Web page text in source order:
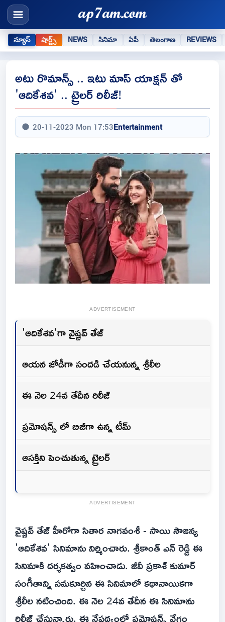
న్యూస్ షార్ట్స్ NEWS సినిమా ఏపీ తెలంగాణ REVIEWS
అటు రొమాన్స్ .. ఇటు మాస్ యాక్షన్ తో
'ఆదికేశవ' .. ట్రైలర్ రిలీజ్!
20-11-2023 Mon 17:53Entertainment
ADVERTISEMENT
'ఆదికేశవ'గా వైష్ణవ్ తేజ్
ఆయన జోడీగా సందడి చేయనున్న శ్రీలీల
ఈ నెల 24వ తేదీన రిలీజ్
ప్రమోషన్స్ లో బిజీగా ఉన్న టీమ్
ఆసక్తిని పెంచుతున్న ట్రైలర్
ADVERTISEMENT
వైష్ణవ్ తేజ్ హీరోగా సితార నాగవంశీ - సాయి సౌజన్య
'ఆదికేశవ' సినిమాను నిర్మించారు. శ్రీకాంత్ ఎన్ రెడ్డి ఈ
సినిమాకి దర్శకత్వం వహించాడు. జీవీ ప్రకాశ్ కుమార్
సంగీతాన్ని సమకూర్చిన ఈ సినిమాలో కథానాయికగా
శ్రీలీల నటించింది. ఈ నెల 24వ తేదీన ఈ సినిమాను
రిలీజ్ చేస్తున్నారు. ఈ నేపథ్యంలో ప్రమోషన్స్ వేగం